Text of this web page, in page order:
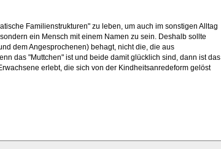
Familienstrukturen" zu leben, um auch im sonstigen Alltag
ein Mensch mit einem Namen zu sein. Deshalb sollte
dem Angesprochenen) behagt, nicht die, die aus
das "Muttchen" ist und beide damit glücklich sind, dann ist das
erlebt, die sich von der Kindheitsanredeform gelöst